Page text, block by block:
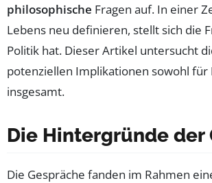
philosophische Fragen auf. In einer
Lebens neu definieren, stellt sich die
Politik hat. Dieser Artikel untersucht
potenziellen Implikationen sowohl für
insgesamt.
Die Hintergründe der
Die Gespräche fanden im Rahmen